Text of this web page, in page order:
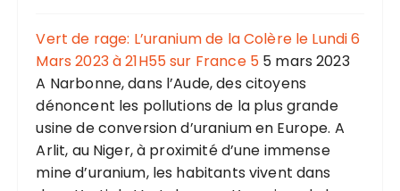
Vert de rage: L’uranium de la Colère le Lundi 6
Mars 2023 à 21H55 sur France 5 5 mars 2023
A Narbonne, dans l’Aude, des citoyens
dénoncent les pollutions de la plus grande
usine de conversion d’uranium en Europe. A
Arlit, au Niger, à proximité d’une immense
mine d’uranium, les habitants vivent dans